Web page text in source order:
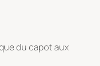
du capot aux